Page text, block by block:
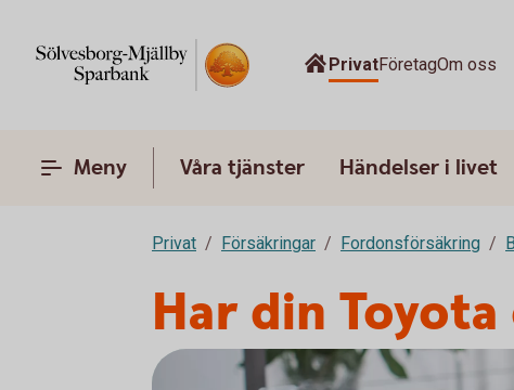
PrivatFöretagOm oss
Meny Våra tjänster Händelser i livet
Privat Försäkringar Fordonsförsäkring
Har din